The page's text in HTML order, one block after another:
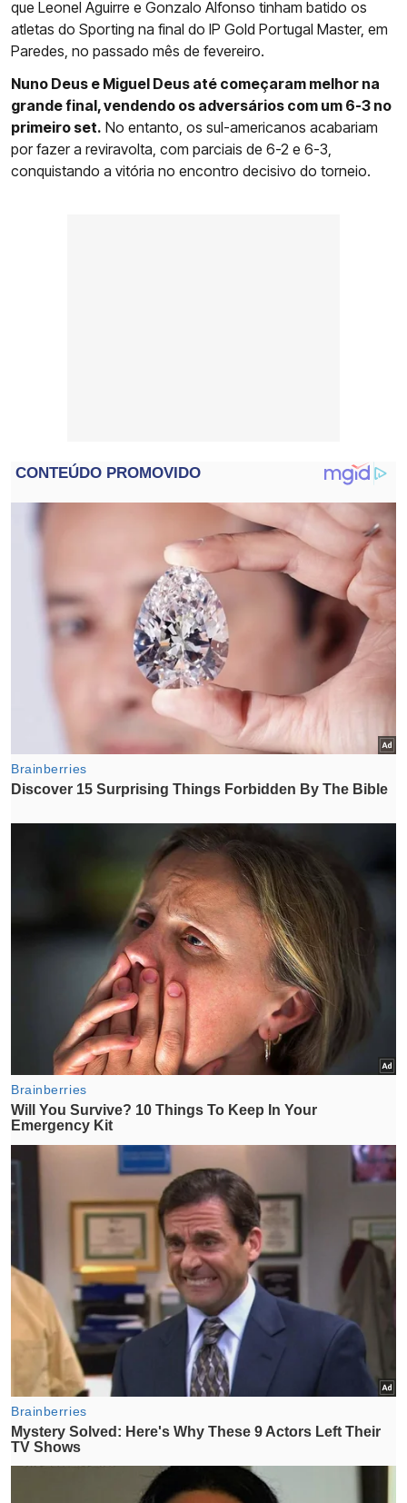
que Leonel Aguirre e Gonzalo Alfonso tinham batido os
atletas do Sporting na final do IP Gold Portugal Master, em
Paredes, no passado mês de fevereiro.
Nuno Deus e Miguel Deus até começaram melhor na
grande final, vendendo os adversários com um 6-3 no
primeiro set. No entanto, os sul-americanos acabariam
por fazer a reviravolta, com parciais de 6-2 e 6-3,
conquistando a vitória no encontro decisivo do torneio.